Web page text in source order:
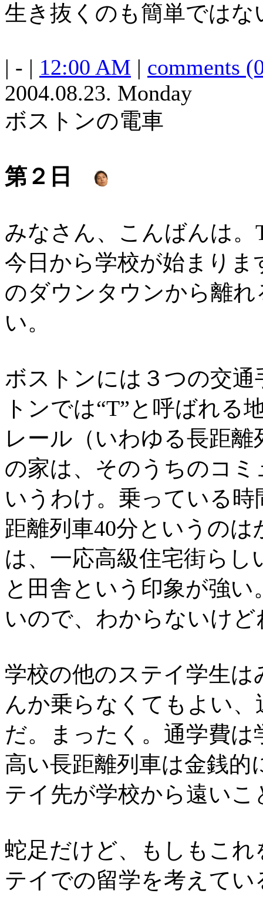
生き抜くのも簡単ではな
| - | 12:00 AM | comments
2004.08.23. Monday
ボストンの電車
第２日
みなさん、こんばんは。
今日から学校が始まり
のダウンタウンから離
い。
ボストンには３つの交
トンでは“T”と呼ばれる
レール（いわゆる長距
の家は、そのうちのコ
いうわけ。乗っている時
距離列車40分というの
は、一応高級住宅街ら
と田舎という印象が強
いので、わからないけど
学校の他のステイ学生
んか乗らなくてもよい
だ。まったく。通学費
高い長距離列車は金銭
テイ先が学校から遠い
蛇足だけど、もしもこ
テイでの留学を考えて